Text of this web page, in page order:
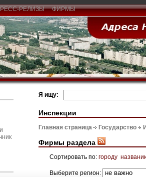
РЕЛИЗЫ ФИРМЫ
Я ищу:
Инспекции
Главная страница Государство
Фирмы раздела
Сортировать по: городу
Выберите регион: